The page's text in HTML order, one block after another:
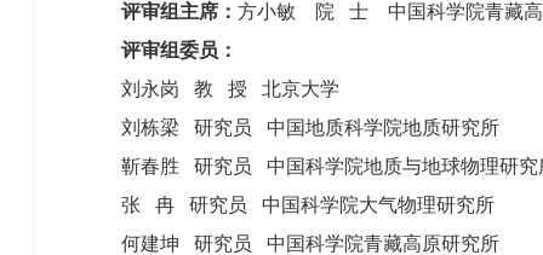
评审组主席： 方小敏 院 士 中国科学院青藏高
评审组委员：
刘永岗 教 授 北京大学
刘栋梁 研究员 中国地质科学院地质研究所
靳春胜 研究员 中国科学院地质与地球物理研究
张 冉 研究员 中国科学院大气物理研究所
何建坤 研究员 中国科学院青藏高原研究所